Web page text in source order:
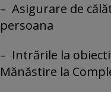
– Asigurare de
persoana
– Intrările la
Mănăstire la